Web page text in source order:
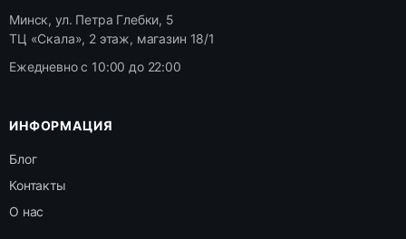
Минск, ул. Петра Глебки, 5
ТЦ «Скала», 2 этаж, магазин 18/1
Ежедневно с 10:00 до 22:00
ИНФОРМАЦИЯ
Блог
Контакты
О нас